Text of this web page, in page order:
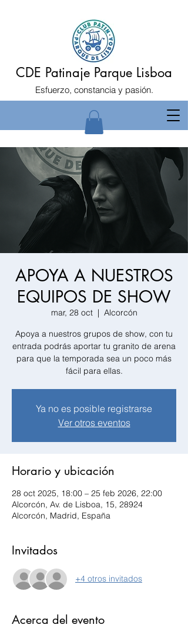
CDE Patinaje Parque Lisboa
Esfuerzo, constancia y pasión.
APOYA A NUESTROS
EQUIPOS DE SHOW
mar, 28 oct
  |
Alcorcón
Apoya a nuestros grupos de show, con tu
entrada podrás aportar tu granito de arena
para que la temporada sea un poco más
fácil para ellas.
Ya no es posible registrarse
Ver otros eventos
Horario y ubicación
28 oct 2025, 18:00 – 25 feb 2026, 22:00
Alcorcón, Av. de Lisboa, 15, 28924
Alcorcón, Madrid, España
Invitados
+4 otros invitados
Acerca del evento